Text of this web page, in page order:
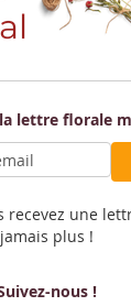
lettre florale
recevez une
jamais plus !
nous !